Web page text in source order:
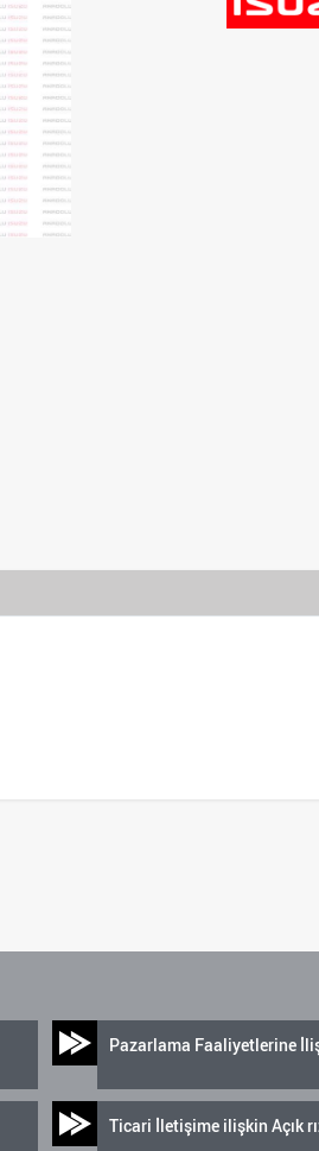
Pazarlama Faaliyetlerine
Ticari İletişime ilişkin Açık